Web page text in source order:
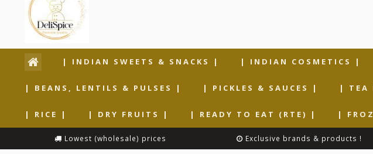
| INDIAN SWEETS & SNACKS | | INDIAN COSMETICS |
| BEANS, LENTILS & PULSES | | PICKLES & SAUCES | | TEA
| RICE | | DRY FRUITS | | READY TO EAT (RTE) | |
Lowest (wholesale) prices Exclusive brands & products !